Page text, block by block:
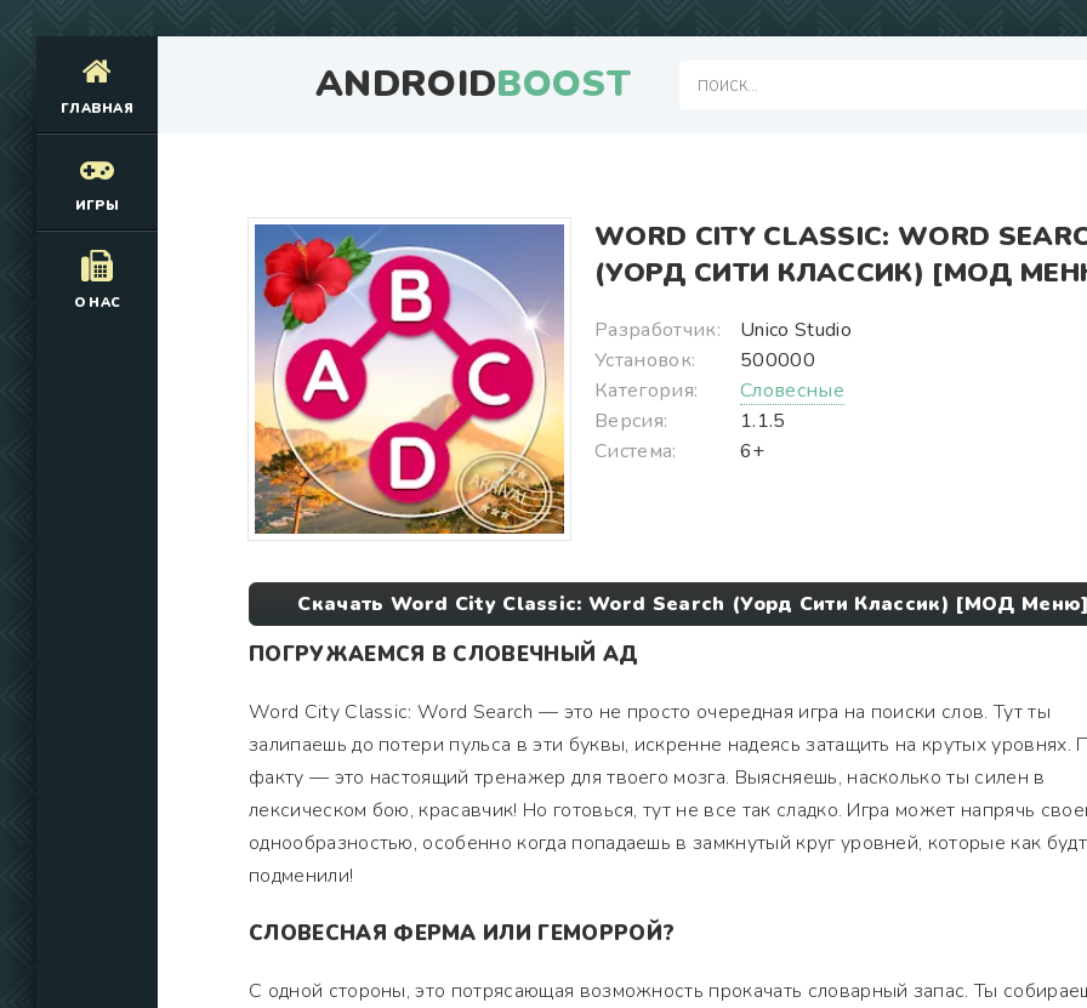
ANDROIDBOOST
ГЛАВНАЯ
ИГРЫ
О НАС
WORD CITY CLASSIC: WORD
(УОРД СИТИ КЛАССИК) [МОД
Разработчик:
Unico Studio
Установок:
500000
Категория:
Словесные
Версия:
1.1.5
Система:
6+
Скачать Word City Classic: Word Search (Уорд Сити Классик) [МОД
ПОГРУЖАЕМСЯ В СЛОВЕЧНЫЙ АД
Word City Classic: Word Search — это не просто очередная игра на поиски слов. Тут ты
залипаешь до потери пульса в эти буквы, искренне надеясь затащить на крутых уровнях.
факту — это настоящий тренажер для твоего мозга. Выясняешь, насколько ты силен в
лексическом бою, красавчик! Но готовься, тут не все так сладко. Игра может напрячь
однообразностью, особенно когда попадаешь в замкнутый круг уровней, которые как
подменили!
СЛОВЕСНАЯ ФЕРМА ИЛИ ГЕМОРРОЙ?
С одной стороны, это потрясающая возможность прокачать словарный запас. Ты